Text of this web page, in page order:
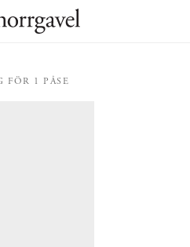
FÖR 1 PÅSE